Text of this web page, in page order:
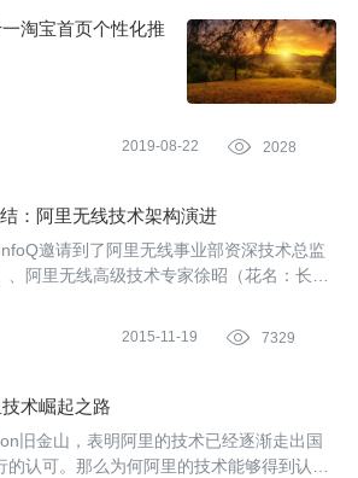
淘宝首页个性化推
2019-08-22  2028
：阿里无线技术架构演进
邀请到了阿里无线事业部资深技术总监
、阿里无线高级技术专家徐昭（花名：长
AT "CHINA SCALE"》，揭秘手机淘宝
构演进，向世界的技术同行分享中国互联网
2015-11-19  7329
术崛起之路
旧金山，表明阿里的技术已经逐渐走出国
的认可。那么为何阿里的技术能够得到认